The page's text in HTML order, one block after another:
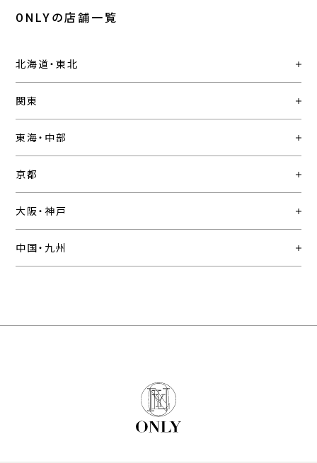
ONLYの店舗一覧
北海道・東北
関東
東海・中部
京都
大阪・神戸
中国・九州